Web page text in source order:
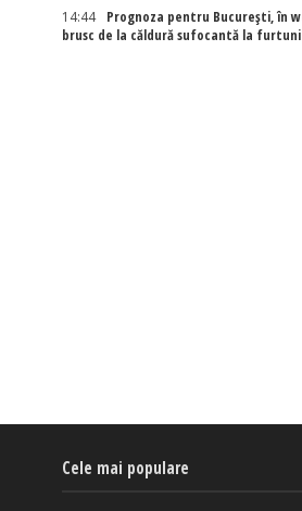
14:44
Prognoza pentru București, în
brusc de la căldură sufocantă la furtuni
Cele mai populare